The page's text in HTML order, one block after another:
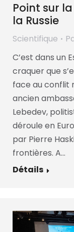
Point sur
la Russie
Scientifique
C’est dans un
craquer que
face au conflit
ancien
Lebedev,
déroule en
par Pierre
frontières. A…
Détails